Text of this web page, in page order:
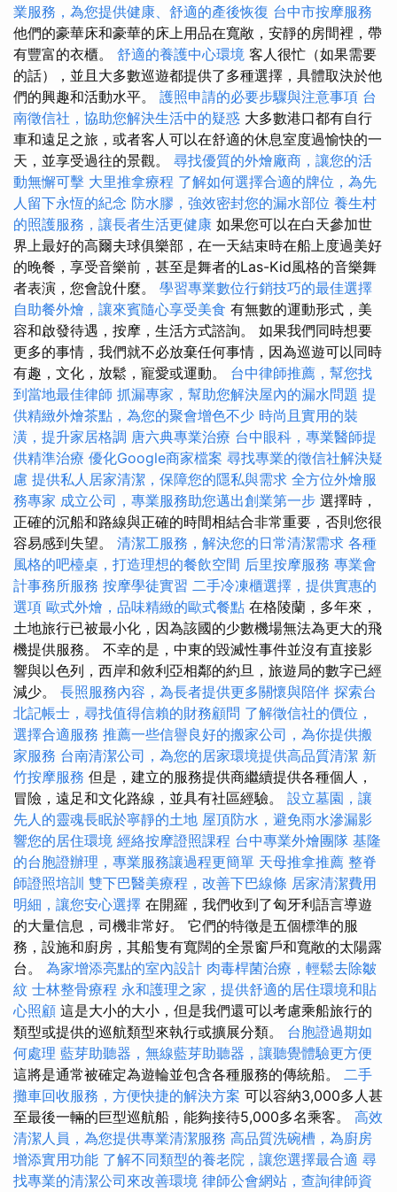
業服務，為您提供健康、舒適的產後恢復 台中市按摩服務
他們的豪華床和豪華的床上用品在寬敞，安靜的房間裡，帶
有豐富的衣櫃。 舒適的養護中心環境 客人很忙（如果需要
的話），並且大多數巡遊都提供了多種選擇，具體取決於他
們的興趣和活動水平。 護照申請的必要步驟與注意事項 台
南徵信社，協助您解決生活中的疑惑 大多數港口都有自行
車和遠足之旅，或者客人可以在舒適的休息室度過愉快的一
天，並享受過往的景觀。 尋找優質的外燴廠商，讓您的活
動無懈可擊 大里推拿療程 了解如何選擇合適的牌位，為先
人留下永恆的紀念 防水膠，強效密封您的漏水部位 養生村
的照護服務，讓長者生活更健康 如果您可以在白天參加世
界上最好的高爾夫球俱樂部，在一天結束時在船上度過美好
的晚餐，享受音樂前，甚至是舞者的Las-Kid風格的音樂舞
者表演，您會說什麼。 學習專業數位行銷技巧的最佳選擇
自助餐外燴，讓來賓隨心享受美食 有無數的運動形式，美
容和啟發待遇，按摩，生活方式諮詢。 如果我們同時想要
更多的事情，我們就不必放棄任何事情，因為巡遊可以同時
有趣，文化，放鬆，寵愛或運動。 台中律師推薦，幫您找
到當地最佳律師 抓漏專家，幫助您解決屋內的漏水問題 提
供精緻外燴茶點，為您的聚會增色不少 時尚且實用的裝
潢，提升家居格調 唐六典專業治療 台中眼科，專業醫師提
供精準治療 優化Google商家檔案 尋找專業的徵信社解決疑
慮 提供私人居家清潔，保障您的隱私與需求 全方位外燴服
務專家 成立公司，專業服務助您邁出創業第一步 選擇時，
正確的沉船和路線與正確的時間相結合非常重要，否則您很
容易感到失望。 清潔工服務，解決您的日常清潔需求 各種
風格的吧檯桌，打造理想的餐飲空間 后里按摩服務 專業會
計事務所服務 按摩學徒實習 二手冷凍櫃選擇，提供實惠的
選項 歐式外燴，品味精緻的歐式餐點 在格陵蘭，多年來，
土地旅行已被最小化，因為該國的少數機場無法為更大的飛
機提供服務。 不幸的是，中東的毀滅性事件並沒有直接影
響與以色列，西岸和敘利亞相鄰的約旦，旅遊局的數字已經
減少。 長照服務內容，為長者提供更多關懷與陪伴 探索台
北記帳士，尋找值得信賴的財務顧問 了解徵信社的價位，
選擇合適服務 推薦一些信譽良好的搬家公司，為你提供搬
家服務 台南清潔公司，為您的居家環境提供高品質清潔 新
竹按摩服務 但是，建立的服務提供商繼續提供各種個人，
冒險，遠足和文化路線，並具有社區經驗。 設立墓園，讓
先人的靈魂長眠於寧靜的土地 屋頂防水，避免雨水滲漏影
響您的居住環境 經絡按摩證照課程 台中專業外燴團隊 基隆
的台胞證辦理，專業服務讓過程更簡單 天母推拿推薦 整脊
師證照培訓 雙下巴醫美療程，改善下巴線條 居家清潔費用
明細，讓您安心選擇 在開羅，我們收到了匈牙利語言導遊
的大量信息，司機​​非常好。 它們的特徵是五個標準的服
務，設施和廚房，其船隻有寬闊的全景窗戶和寬敞的太陽露
台。 為家增添亮點的室內設計 肉毒桿菌治療，輕鬆去除皺
紋 士林整骨療程 永和護理之家，提供舒適的居住環境和貼
心照顧 這是大小的大小，但是我們還可以考慮乘船旅行的
類型或提供的巡航類型來執行或擴展分類。 台胞證過期如
何處理 藍芽助聽器，無線藍芽助聽器，讓聽覺體驗更方便
這將是通常被確定為遊輪並包含各種服務的傳統船。 二手
攤車回收服務，方便快捷的解決方案 可以容納3,000多人甚
至最後一輛的巨型巡航船，能夠接待5,000多名乘客。 高效
清潔人員，為您提供專業清潔服務 高品質洗碗槽，為廚房
增添實用功能 了解不同類型的養老院，讓您選擇最合適 尋
找專業的清潔公司來改善環境 律師公會網站，查詢律師資